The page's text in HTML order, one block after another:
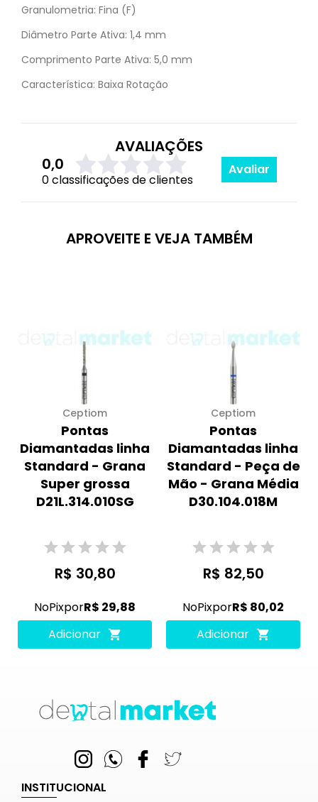
Granulometria: Fina (F)
Diâmetro Parte Ativa: 1,4 mm
Comprimento Parte Ativa: 5,0 mm
Característica: Baixa Rotação
AVALIAÇÕES
0,0
0 classificações de clientes
Avaliar
APROVEITE E VEJA TAMBÉM
Ceptiom
Pontas
Diamantadas linha
Standard - Grana
Super grossa
D21L.314.010SG
R$ 30,80
NoPixporR$ 29,88
Adicionar
Ceptiom
Pontas
Diamantadas linha
Standard - Peça de
Mão - Grana Média
D30.104.018M
R$ 82,50
NoPixporR$ 80,02
Adicionar
INSTITUCIONAL